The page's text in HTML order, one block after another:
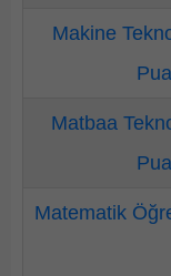
Makine
Matbaa
Matematik